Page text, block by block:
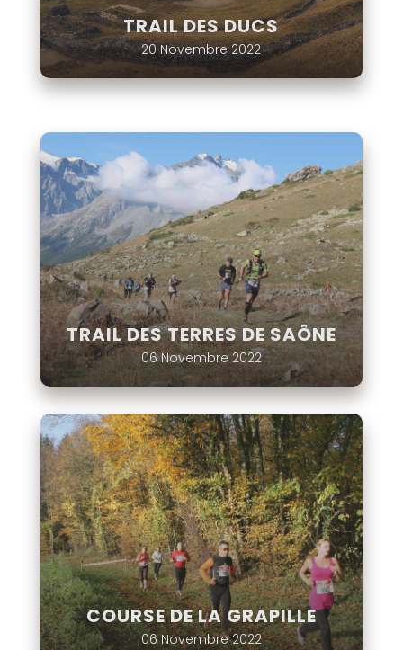
TRAIL DES DUCS
20 Novembre 2022
TRAIL DES TERRES DE SAÔNE
06 Novembre 2022
COURSE DE LA GRAPILLE
06 Novembre 2022